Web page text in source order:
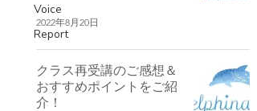
Voice
Report
2022年8月20日
クラス再受講のご感想＆
おすすめポイントをご紹
介！